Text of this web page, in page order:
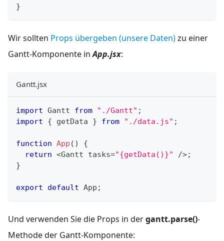
}
Wir sollten Props übergeben (unsere Daten)zu einer
Gantt-Komponente inApp.jsx:
Gantt.jsx
import Gantt from "./Gantt" ;
import
{ getData } from "./data.js" ;
function App ( )
{
return <Gantt tasks="{getData()}" />;
}
export default App ;
Und verwenden Sie die Props in dergantt.parse()-
Methode der Gantt-Komponente: